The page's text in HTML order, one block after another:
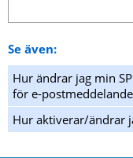
Se även:
Hur ändrar jag min
för e-
Hur aktiverar/ändrar